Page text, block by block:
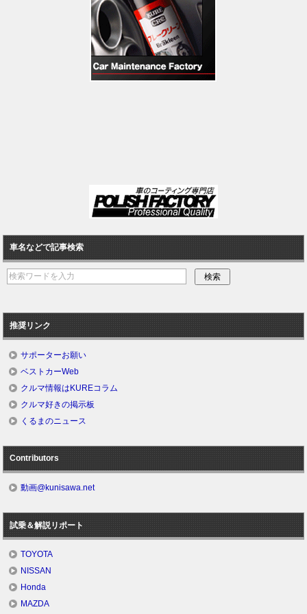
車名などで記事検索
推奨リンク
サポーターお願い
ベストカーWeb
クルマ情報はKUREコラム
クルマ好きの掲示板
くるまのニュース
Contributors
動画@kunisawa.net
試乗＆解説リポート
TOYOTA
NISSAN
Honda
MAZDA